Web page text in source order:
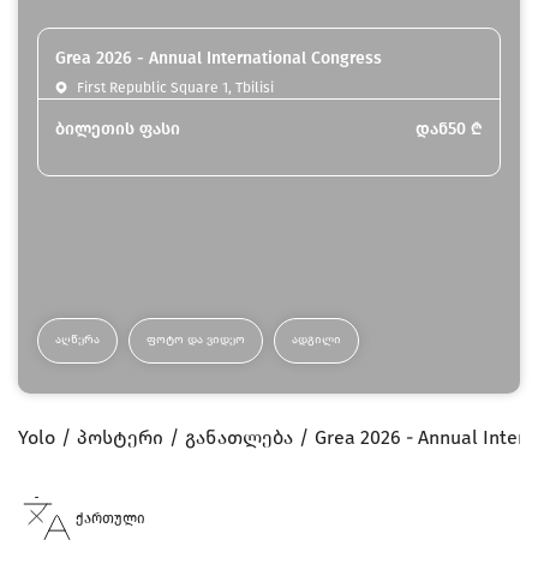
Grea 2026 - Annual International Congress
First Republic Square 1, Tbilisi
ბილეთის ფასი დან50 ₾
ᲐᲦᲬᲔᲠᲐ ᲤᲝᲢᲝ ᲓᲐ ᲕᲘᲓᲔᲝ ᲐᲓᲒᲘᲚᲘ
Yolo პოსტერი განათლება Grea 2026 - Annual
ქართული